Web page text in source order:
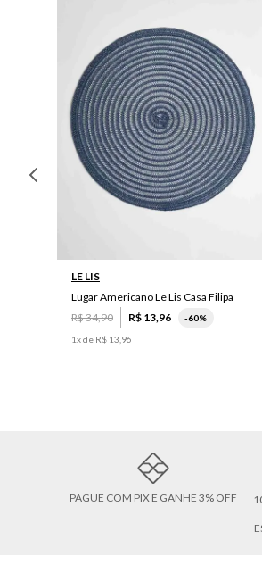
LE LIS
Lugar Americano Le Lis Casa Filipa
R$34,90 R$ 13,96 -60%
1x de R$ 13 96
PAGUE COM PIX E GANHE 3% OFF